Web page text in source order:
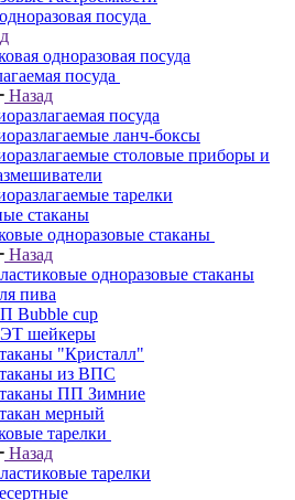
посуда
одноразовая посуда
посуда
Назад
посуда
ланч-боксы
столовые приборы и
тарелки
стаканы
одноразовые стаканы
Назад
одноразовые стаканы
пива
Bubble cup
шейкеры
"Кристалл"
из ВПС
ПП Зимние
мерный
тарелки
Назад
тарелки